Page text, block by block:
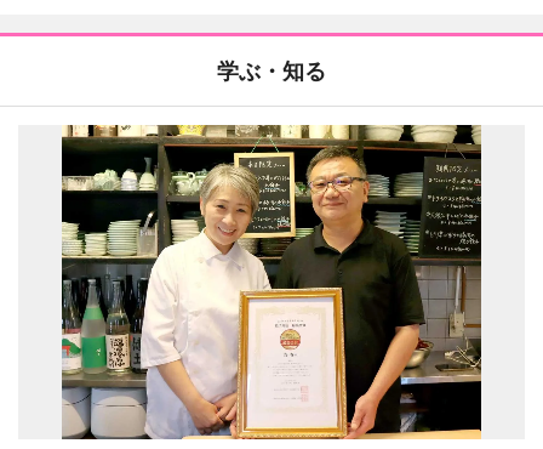
学ぶ・知る